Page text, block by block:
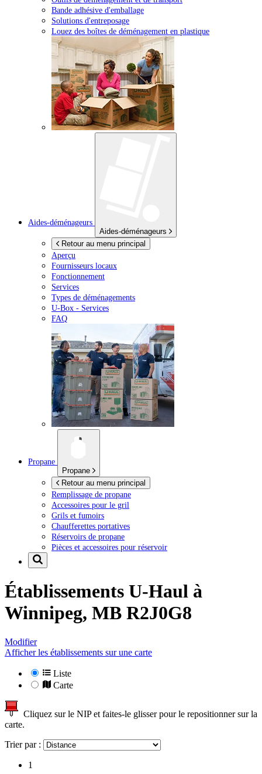
Bande adhésive d'emballage
Solutions d'entreposage
Louez des boîtes de déménagement en plastique
Aides-déménageurs
Aides-déménageurs
Retour au menu principal
Aperçu
Fournisseurs locaux
Fonctionnement
Services
Types de déménagements
U-Box - Services
FAQ
Propane
Propane
Retour au menu principal
Remplissage de propane
Accessoires pour le gril
Grils et fumoirs
Chaufferettes portatives
Réservoirs de propane
Pièces et accessoires pour réservoir
Établissements U-Haul à
Winnipeg, MB R2J0G8
Modifier
Afficher les établissements sur une carte
Liste
Carte
Cliquez sur le NIP et faites-le glisser pour le repositionner sur la
carte.
Trier par :
1